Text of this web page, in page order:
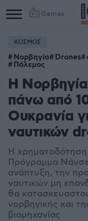
Games
ΚΟΣΜΟΣ
Νορβηγία Drones
Πόλεμος
Η
πάνω από
Ουκρανία
ναυτικών
H
Πρόγραμμα
ανάπτυξη, την
ναυτικών μη
θα
νορβηγικής και
βιομηχανίας